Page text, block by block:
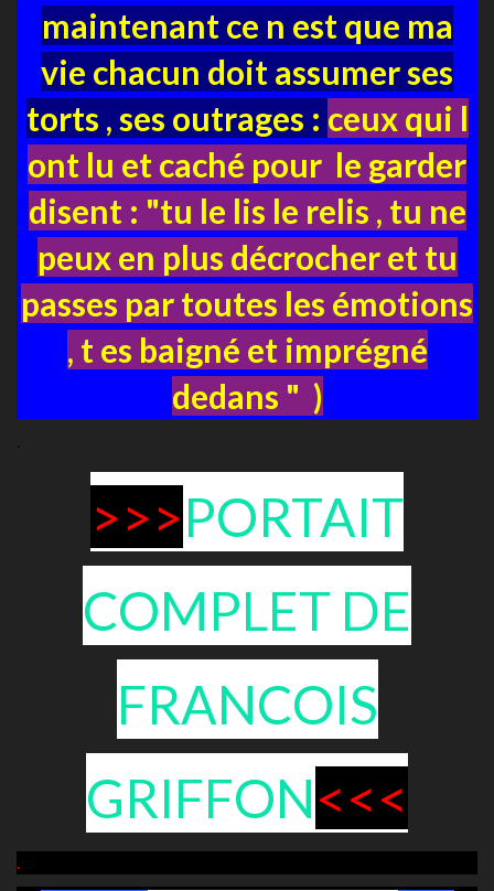
maintenant ce n est que ma
vie chacun doit assumer ses
torts , ses outrages : ceux qui l
ont lu et caché pour le garder
disent : "tu le lis le relis , tu ne
peux en plus décrocher et tu
passes par toutes les émotions
, t es baigné et imprégné
dedans " )
.
>>>PORTAIT
COMPLET DE
FRANCOIS
GRIFFON<<<
.